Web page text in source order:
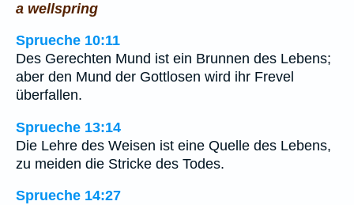
a wellspring
Sprueche 10:11
Des Gerechten Mund ist ein Brunnen des Lebens;
aber den Mund der Gottlosen wird ihr Frevel
überfallen.
Sprueche 13:14
Die Lehre des Weisen ist eine Quelle des Lebens,
zu meiden die Stricke des Todes.
Sprueche 14:27